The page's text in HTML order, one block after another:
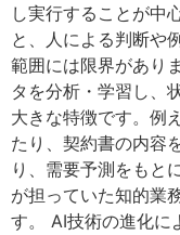
し実行することが中
と、人による判断や
範囲には限界があり
タを分析・学習し、
大きな特徴です。例
たり、契約書の内容
り、需要予測をもと
が担っていた知的業
す。 AI技術の進化に